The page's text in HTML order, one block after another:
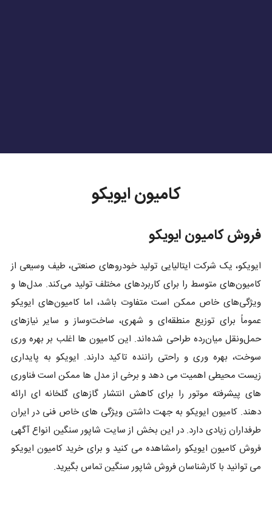
کامیون ایویکو
فروش کامیون ایویکو
ایویکو، یک شرکت ایتالیایی تولید خودروهای صنعتی، طیف وسیعی از
کامیون‌های متوسط را برای کاربردهای مختلف تولید می‌کند. مدل‌ها و
ویژگی‌های خاص ممکن است متفاوت باشد، اما کامیون‌های ایویکو
عموماً برای توزیع منطقه‌ای و شهری، ساخت‌وساز و سایر نیازهای
حمل‌ونقل میان‌رده طراحی شده‌اند. این کامیون ها اغلب بر بهره وری
سوخت، بهره وری و راحتی راننده تاکید دارند. ایویکو به پایداری
زیست محیطی اهمیت می دهد و برخی از مدل ها ممکن است فناوری
های پیشرفته موتور را برای کاهش انتشار گازهای گلخانه ای ارائه
دهند. کامیون ایویکو به جهت داشتن ویژگی های خاص فنی در ایران
طرفداران زیادی دارد. در این بخش از سایت شاپور سنگین انواع آگهی
فروش کامیون ایویکو رامشاهده می کنید و برای خرید کامیون ایویکو
می توانید با کارشناسان فروش شاپور سنگین تماس بگیرید.